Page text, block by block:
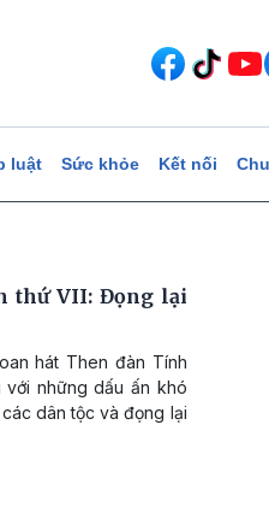
luật Sức khỏe Kết nối
thứ VII: Đọng lại
hát Then đàn Tính
với những dấu ấn khó
dân tộc và đọng lại